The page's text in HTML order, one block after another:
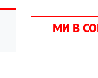
МИ В